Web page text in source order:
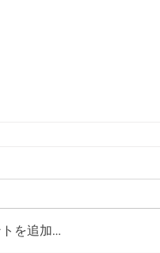
のご紹介
トを追加…